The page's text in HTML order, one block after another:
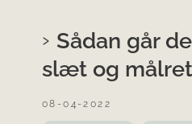
Sådan går
slæt og
08-04-2022